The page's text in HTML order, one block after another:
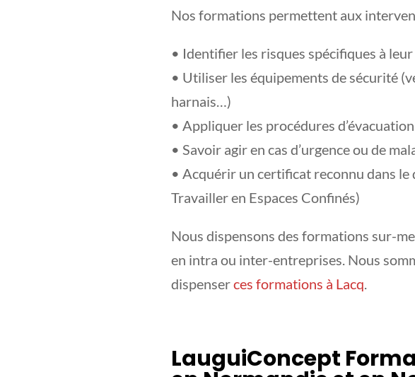
Nos formations permettent aux
• Identifier les risques spécifiques à
• Utiliser les équipements de sécurité
harnais…)
• Appliquer les procédures
• Savoir agir en cas d’urgence ou de
• Acquérir un certificat reconnu dans
Travailler en Espaces Confinés)
Nous dispensons des formations sur-
en intra ou inter-entreprises. Nous
dispenserces formations à Lacq.
LauguiConcept